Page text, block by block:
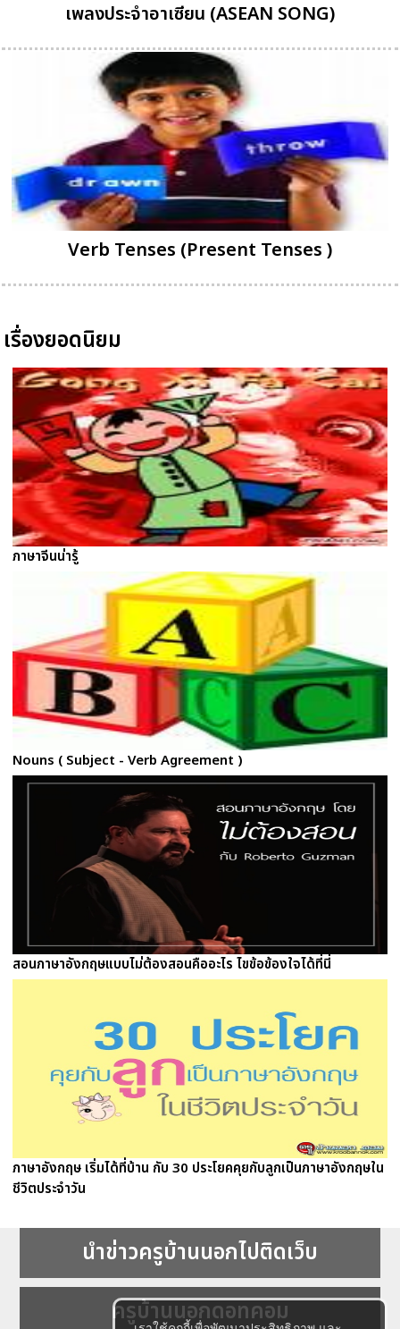
เพลงประจำอาเซียน (ASEAN SONG)
Verb Tenses (Present Tenses )
เรื่องยอดนิยม
ภาษาจีนน่ารู้
Nouns ( Subject - Verb Agreement )
สอนภาษาอังกฤษแบบไม่ต้องสอนคืออะไร ไขข้อข้องใจได้ที่นี่
ภาษาอังกฤษ เริ่มได้ที่บ้าน กับ 30 ประโยคคุยกับลูกเป็นภาษาอังกฤษใน
ชีวิตประจำวัน
นำข่าวครูบ้านนอกไปติดเว็บ
ครูบ้านนอกดอทคอม